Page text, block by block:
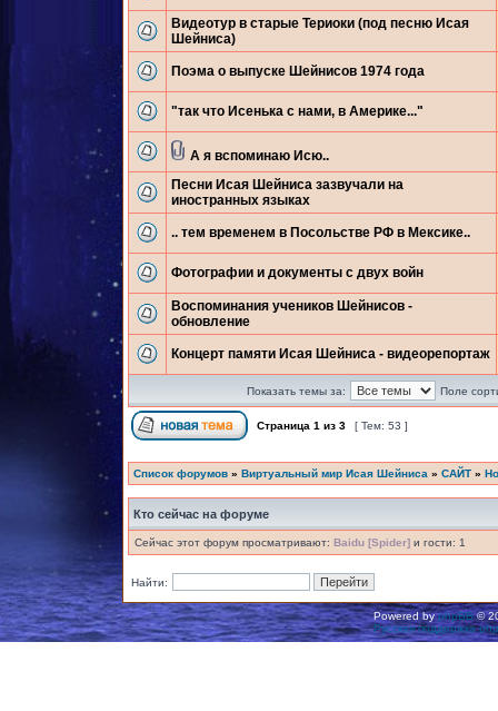
Видеотур в старые Териоки (под песню Исая
Шейниса)
Поэма о выпуске Шейнисов 1974 года
"так что Исенька с нами, в Америке..."
А я вспоминаю Исю..
Песни Исая Шейниса зазвучали на
иностранных языках
.. тем временем в Посольстве РФ в Мексике..
Фотографии и документы с двух войн
Воспоминания учеников Шейнисов -
обновление
Концерт памяти Исая Шейниса - видеорепортаж
Показать темы за: Поле
Страница 1 из 3 [ Тем: 53 ]
Список форумов » Виртуальный мир Исая Шейниса » САЙТ »
Кто сейчас на форуме
Сейчас этот форум просматривают: Baidu [Spider] и гости: 1
Найти:
Powered byphpBB©
Русская поддержка